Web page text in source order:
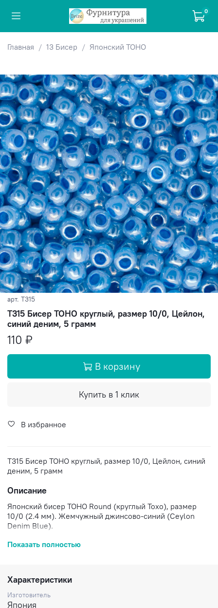
0
Главная 13 Бисер Японский TOHO
арт. T315
T315 Бисер TOHO круглый, размер 10/0, Цейлон,
синий деним, 5 грамм
110 ₽
В корзину
Купить в 1 клик
В избранное
T315 Бисер TOHO круглый, размер 10/0, Цейлон, синий
деним, 5 грамм
Описание
Японский бисер TOHO Round (круглый Тохо), размер
10/0 (2.4 мм). Жемчужный джинсово-синий (Ceylon
Denim Blue).
Цена за 5 грамм.
Показать полностью
Характеристики
Изготовитель
Япония